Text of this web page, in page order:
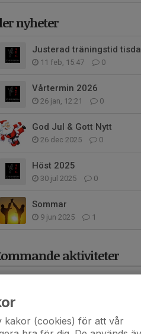
nyheter
Justerad träningstid
11 feb, 15:47 0
Vårtermin 2026
26 jan, 12:21 0
God Jul & Gott Nytt
26 dec 2025 0
Höst 2025
30 jul 2025 0
Sommar
9 jun 2025 1
aktiviteter
Inga
kakor (cookies) för att vår